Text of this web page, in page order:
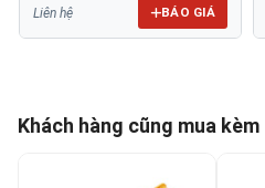
Liên hệ BÁO GIÁ
Khách hàng cũng mua kèm